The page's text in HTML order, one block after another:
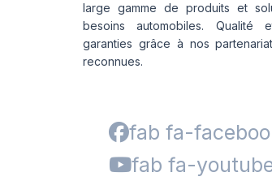
large gamme de produits et
besoins automobiles. Qualité
garanties grâce à nos
reconnues.
fab fa-
fab fa-